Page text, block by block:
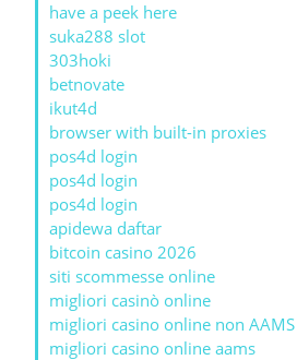
have a peek here
suka288 slot
303hoki
betnovate
ikut4d
browser with built-in proxies
pos4d login
pos4d login
pos4d login
apidewa daftar
bitcoin casino 2026
siti scommesse online
migliori casinò online
migliori casino online non AAMS
migliori casino online aams